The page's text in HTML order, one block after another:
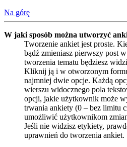
Na górę
W jaki sposób można utworzyć
Tworzenie ankiet jest proste.
bądź zmieniasz pierwszy post
tworzenia tematu będziesz
Kliknij ją i w otworzonym
najmniej dwie opcje. Każdą
wierszu widocznego pola
opcji, jakie użytkownik może
trwania ankiety (0 – bez limitu
umożliwić użytkownikom
Jeśli nie widzisz etykiety,
uprawnień do tworzenia ankiet.